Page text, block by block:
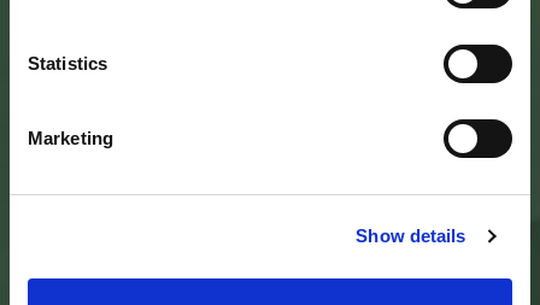
Statistics
Marketing
Show details
SEDE DELLA COMUNITA’ DEL PARCO
47018 Santa Sofia - FC